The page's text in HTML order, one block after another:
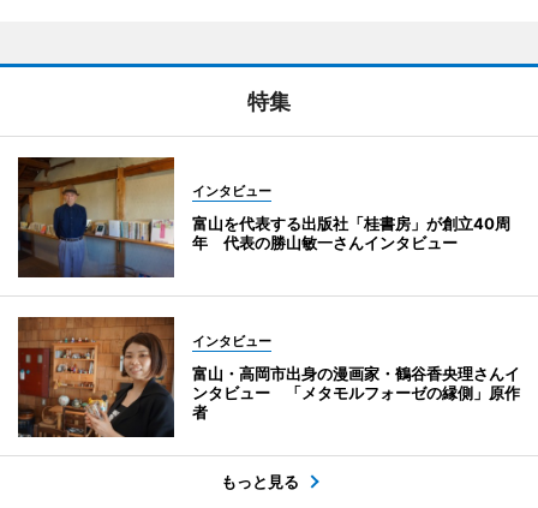
特集
インタビュー
富山を代表する出版社「桂書房」が創立40周
年 代表の勝山敏一さんインタビュー
インタビュー
富山・高岡市出身の漫画家・鶴谷香央理さんイ
ンタビュー 「メタモルフォーゼの縁側」原作
者
もっと見る